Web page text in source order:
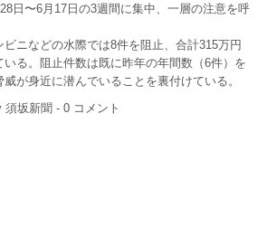
日〜6月17日の3週間に集中、一層の注意を呼
ニなどの水際では8件を阻止、合計315万円
いる。阻止件数は既に昨年の年間数（6件）を
が身近に潜んでいることを裏付けている。
須坂新聞 - 0 コメント